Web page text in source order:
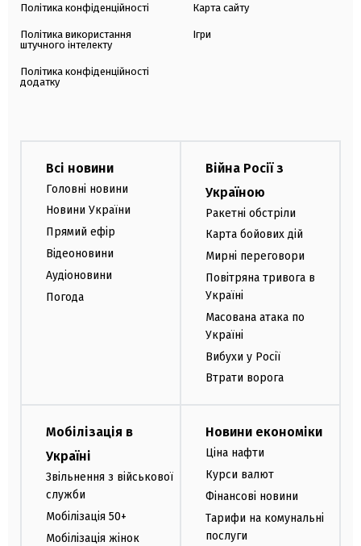
Політика конфіденційності
Політика використання
штучного інтелекту
Політика конфіденційності
додатку
Карта сайту
Ігри
Всі новини
Головні новини
Новини України
Прямий ефір
Відеоновини
Аудіоновини
Погода
Війна Росії з
Україною
Ракетні обстріли
Карта бойових дій
Мирні переговори
Повітряна тривога в
Україні
Масована атака по
Україні
Вибухи у Росії
Втрати ворога
Мобілізація в
Україні
Звільнення з військової
служби
Мобілізація 50+
Мобілізація жінок
Новини економіки
Ціна нафти
Курси валют
Фінансові новини
Тарифи на комунальні
послуги